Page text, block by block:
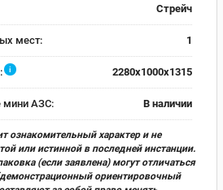
Стрейч
мест: 1
i 2280x1000x1315
мини АЗС: В наличии
ознакомительный характер и не
или истинной в последней инстанции.
(если заявлена) могут отличаться
ориентировочный